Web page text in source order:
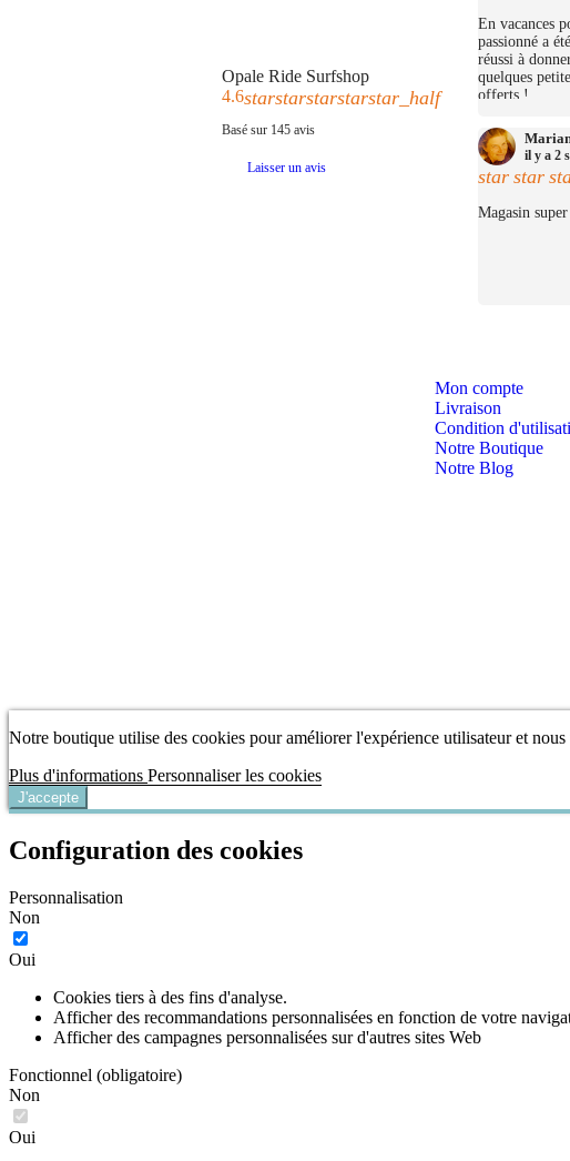
Opale Ride Surfshop
4.6starstarstarstarstar_half
Basé sur 145 avis
Laisser un avis
En vacances
passionné a
réussi à
quelques
offerts !
il y a 2
star star
Magasin
Mon compte
Livraison
Condition
Notre Boutique
Notre Blog
Notre boutique utilise des cookies pour améliorer l'expérience utilisateur et
Plus d'informations Personnaliser les cookies
J'accepte
Configuration des cookies
Personnalisation
Non
Oui
Cookies tiers à des fins d'analyse.
Afficher des recommandations personnalisées en fonction de votre
Afficher des campagnes personnalisées sur d'autres sites Web
Fonctionnel (obligatoire)
Non
Oui